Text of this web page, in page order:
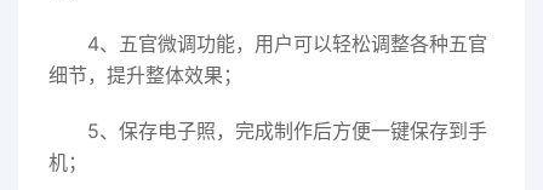
4、五官微调功能，用户可以轻松调整各种五官
细节，提升整体效果；
5、保存电子照，完成制作后方便一键保存到手
机；